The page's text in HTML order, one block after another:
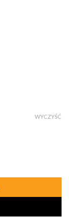
WYCZYŚĆ